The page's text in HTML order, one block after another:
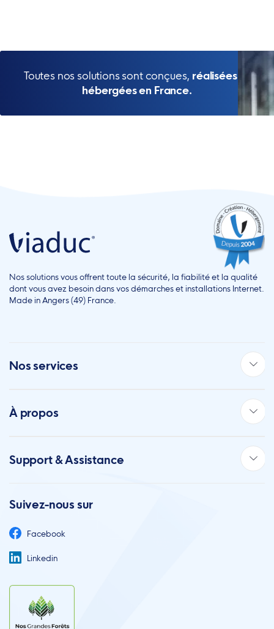
Toutes nos solutions sont conçues, réalisées et
hébergées en France.
Nos solutions vous offrent toute la sécurité, la fiabilité et la qualité
dont vous avez besoin dans vos démarches et installations Internet.
Made in Angers (49) France.
Nos services
À propos
Support & Assistance
Suivez-nous sur
Facebook
Linkedin